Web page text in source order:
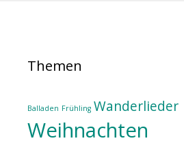
Themen
Balladen Frühling Wanderlieder
Weihnachten